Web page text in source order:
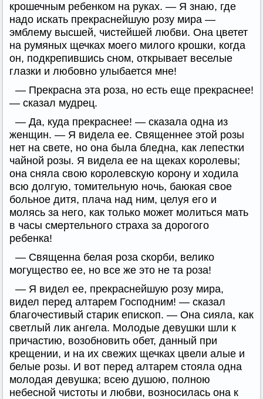
крошечным ребенком на руках. — Я знаю, где
надо искать прекраснейшую розу мира —
эмблему высшей, чистейшей любви. Она цветет
на румяных щечках моего милого крошки, когда
он, подкрепившись сном, открывает веселые
глазки и любовно улыбается мне!
— Прекрасна эта роза, но есть еще прекраснее!
— сказал мудрец.
— Да, куда прекраснее! — сказала одна из
женщин. — Я видела ее. Священнее этой розы
нет на свете, но она была бледна, как лепестки
чайной розы. Я видела ее на щеках королевы;
она сняла свою королевскую корону и ходила
всю долгую, томительную ночь, баюкая свое
больное дитя, плача над ним, целуя его и
молясь за него, как только может молиться мать
в часы смертельного страха за дорогого
ребенка!
— Священна белая роза скорби, велико
могущество ее, но все же это не та роза!
— Я видел ее, прекраснейшую розу мира,
видел перед алтарем Господним! — сказал
благочестивый старик епископ. — Она сияла, как
светлый лик ангела. Молодые девушки шли к
причастию, возобновить обет, данный при
крещении, и на их свежих щечках цвели алые и
белые розы. И вот перед алтарем стояла одна
молодая девушка; всею душою, полною
небесной чистоты и любви, возносилась она к